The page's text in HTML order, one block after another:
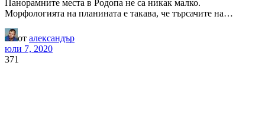
Панорамните места в Родопа не са никак малко.
Морфологията на планината е такава, че търсачите на…
от александър
юли 7, 2020
371